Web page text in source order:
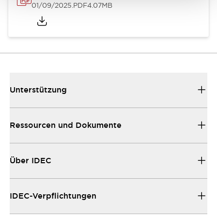
01/09/2025.PDF4.07MB
Unterstützung
Ressourcen und Dokumente
Über IDEC
IDEC-Verpflichtungen